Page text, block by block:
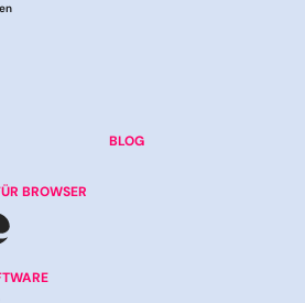
BLOG
BROWSER